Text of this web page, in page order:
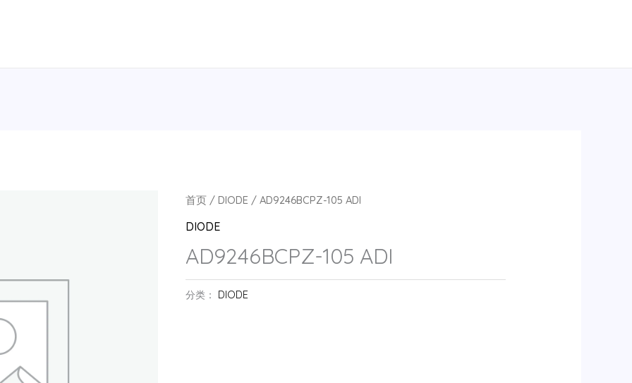
首页 /DIODE / AD9246BCPZ-105 ADI
DIODE
AD9246BCPZ-105 ADI
分类： DIODE